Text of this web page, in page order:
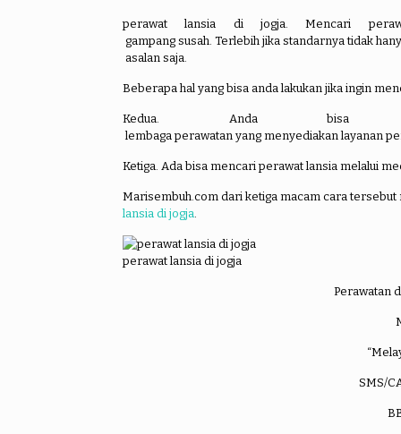
perawat lansia di jogja. Mencari
gampang susah. Terlebih jika standarnya tidak
asalan saja.
Beberapa hal yang bisa anda lakukan jika ingin
Kedua. Anda
lembaga perawatan yang menyediakan layanan
Ketiga. Ada bisa mencari perawat lansia melalui
Marisembuh.com dari ketiga macam cara
lansia di jogja
perawat lansia di jogja
Perawatan
SMS/